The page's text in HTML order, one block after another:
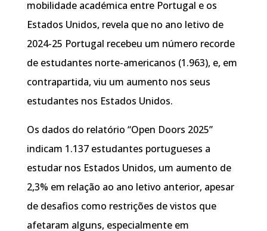
mobilidade académica entre Portugal e os
Estados Unidos, revela que no ano letivo de
2024-25 Portugal recebeu um número recorde
de estudantes norte-americanos (1.963), e, em
contrapartida, viu um aumento nos seus
estudantes nos Estados Unidos.
Os dados do relatório “Open Doors 2025”
indicam 1.137 estudantes portugueses a
estudar nos Estados Unidos, um aumento de
2,3% em relação ao ano letivo anterior, apesar
de desafios como restrições de vistos que
afetaram alguns, especialmente em